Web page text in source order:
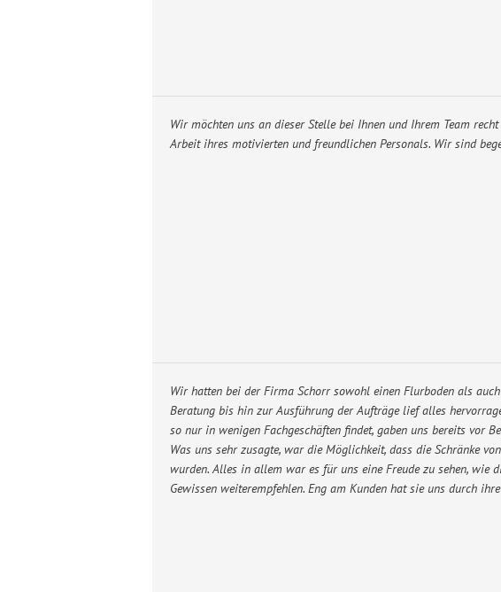
Wir möchten uns an dieser Stelle bei Ihnen und Ihrem Team
Arbeit ihres motivierten und freundlichen Personals. Wir sind
Wir hatten bei der Firma Schorr sowohl einen Flurboden als
Beratung bis hin zur Ausführung der Aufträge lief alles
so nur in wenigen Fachgeschäften findet, gaben uns bereits vor
Was uns sehr zusagte, war die Möglichkeit, dass die Schränke
wurden. Alles in allem war es für uns eine Freude zu sehen, wie
Gewissen weiterempfehlen. Eng am Kunden hat sie uns durch